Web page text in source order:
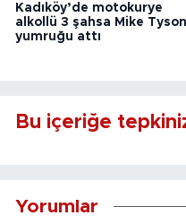
Kadıköy’de motokurye
alkollü 3 şahsa Mike Tyson
yumruğu attı
Bu içeriğe
Yorumlar